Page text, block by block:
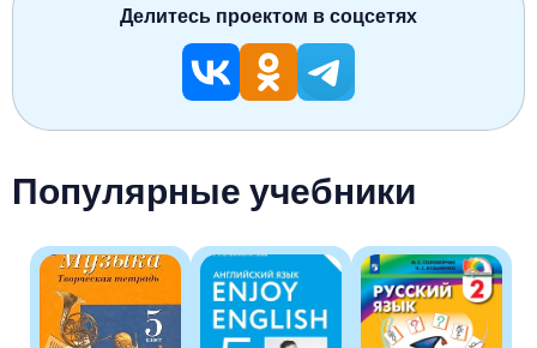
Популярные учебники
Делитесь проектом в соцсетях